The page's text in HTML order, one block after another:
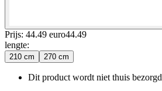
Prijs: 44.49 euro44.49
lengte:
210 cm 270 cm
Dit product wordt niet thuis bezorgd